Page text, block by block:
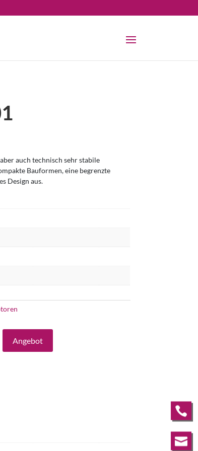
auch technisch sehr stabile
Bauformen, eine begrenzte
Design aus.
Angebot

